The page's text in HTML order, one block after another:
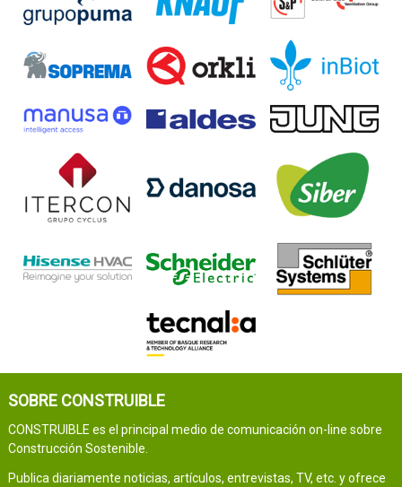
SOBRE CONSTRUIBLE
CONSTRUIBLE es el principal medio de comunicación on-line sobre
Construcción Sostenible.
Publica diariamente noticias, artículos, entrevistas, TV, etc. y ofrece